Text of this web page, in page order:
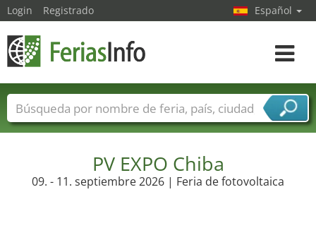
PV EXPO Chiba
09. - 11. septiembre 2026 | Feria de fotovoltaica
Login Registrado Español
toggle
Nombres de ferias Países
Ciudades
Sectores de proveedor de servicios